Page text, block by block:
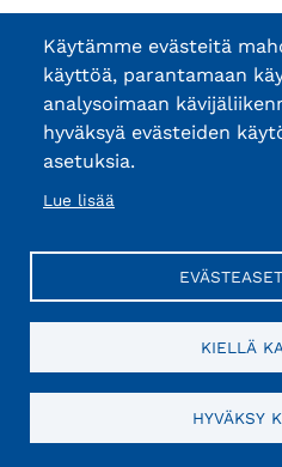
Käytämme evästeitä
käyttöä, parantamaan
analysoimaan
hyväksyä evästeiden
asetuksia.
Lue lisää
KIELLÄ
HYVÄKSY